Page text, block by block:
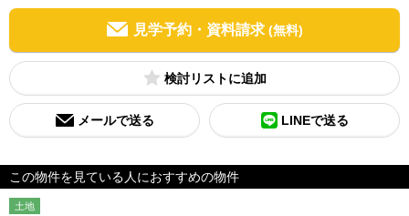
見学予約・資料請求 (無料)
検討リスト
メールで送る LINEで送る
この物件を見ている人におすすめの物件
土地